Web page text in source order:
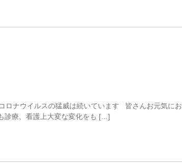
ナウイルスの猛威は続いています 皆さんお元気にお
診療、看護上大変な変化をも […]